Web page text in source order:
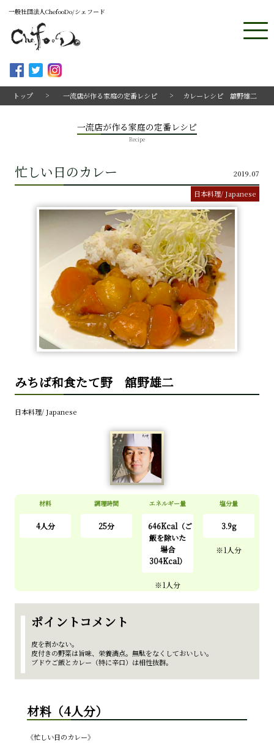
一般社団法人ChefooDo/シェフード
トップ 一流店が作る家庭の定番レシピ カレーレシピ 舘野雄二
一流店が作る家庭の定番レシピ
Recipe
忙しい日のカレー 2019.07
日本料理/ Japanese
みちば和食たて野 舘野雄二
日本料理/ Japanese
材料
4人分
調理時間
25分
エネルギー量
646Kcal（ご
飯を除いた
場合
304Kcal）
塩分量
3.9g
ポイントコメント
皮を剥かない。
皮付きの野菜は旨味、栄養満点。無駄をなくしておいしい。
ブドウご飯とカレー（特に辛口）は相性抜群。
材料（4人分）
《忙しい日のカレー》